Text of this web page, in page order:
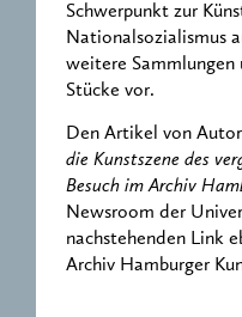
Schwerpunkt zur
Nationalsozialismus
weitere Sammlungen
Stücke vor.
Den Artikel von
die Kunstszene des
Besuch im Archiv
Newsroom der
nachstehenden Link
Archiv Hamburger